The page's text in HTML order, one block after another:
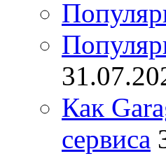
Как
сервиса